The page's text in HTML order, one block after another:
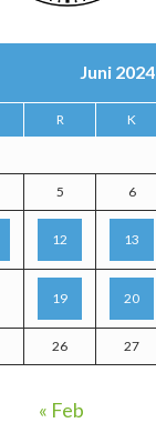
Juni 2024
R K
5 6
12 13
19 20
26 27
« Feb